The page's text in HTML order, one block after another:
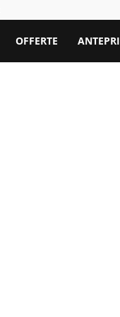
OFFERTE